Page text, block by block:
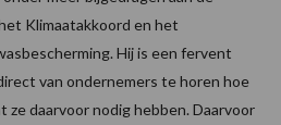
Klimaatakkoord en het
Hij is een fervent
van ondernemers te horen hoe
ze daarvoor nodig hebben. Daarvoor